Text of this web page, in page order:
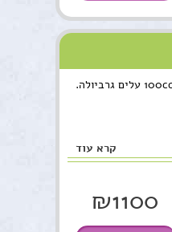
קרא עוד
₪1100